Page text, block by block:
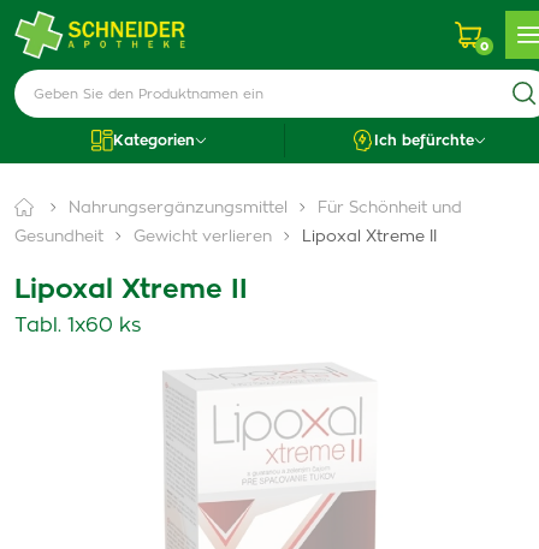
0
Kategorien Ich befürchte
Nahrungsergänzungsmittel
Für Schönheit und
Gesundheit
Gewicht verlieren Lipoxal Xtreme II
Lipoxal Xtreme II
Tabl. 1x60 ks